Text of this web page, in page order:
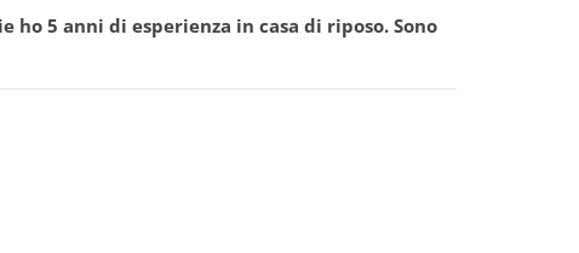
ho 5 anni di esperienza in casa di riposo. Sono